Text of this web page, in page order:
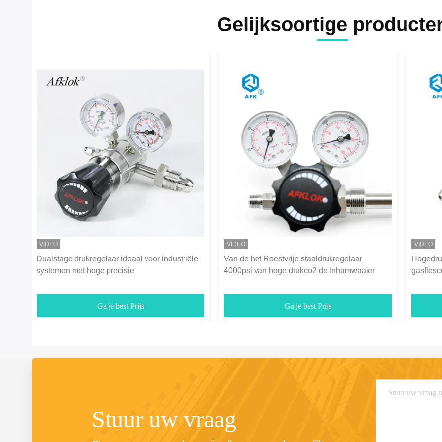
Gelijksoortige
VIDEO
Dualstage drukregelaar ideaal voor industriële
systemen met hoge precisie
Ga je best Prijs
VIDEO
Van de het Roestvrije staaldrukregelaar
4000psi van hoge drukco2 de Inhamwaaier
Ga je best Prijs
VIDEO
Stuur uw vraag